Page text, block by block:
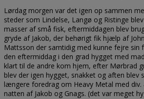
Lørdag morgen var det igen op sammen
steder som Lindelse, Langø og Ristinge
masser af små fisk, eftermiddagen blev
gryde af Jakob, der behørigt fik hjælp af
Mattsson der samtidig med kunne fejre sin
den eftermiddag i den grad hygget med
klart til de andre kom hjem, efter Mørbrad
blev der igen hygget, snakket og aften blev
længere foredrag om Heavy Metal med div.
natten af Jakob og Gnags. (det var meget